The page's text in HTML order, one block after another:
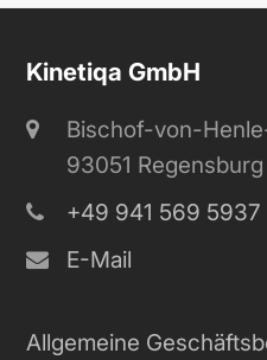
Kinetiqa GmbH
Bischof-von-
93051 Regensburg
+49 941 569 5937
E-Mail
Allgemeine